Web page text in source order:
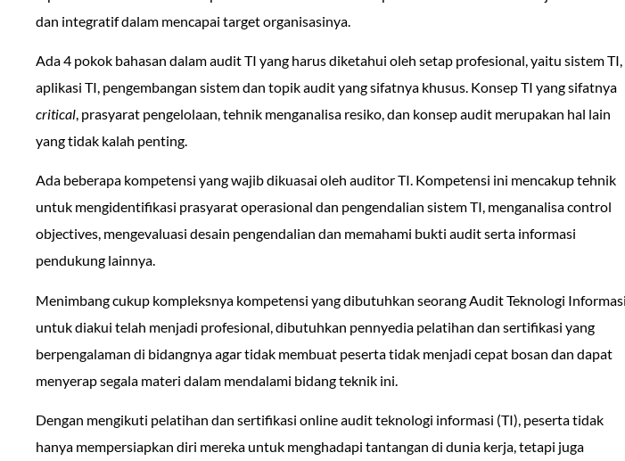
dan integratif dalam mencapai target organisasinya.
Ada 4 pokok bahasan dalam audit TI yang harus diketahui oleh setap profesional, yaitu sistem TI,
aplikasi TI, pengembangan sistem dan topik audit yang sifatnya khusus. Konsep TI yang sifatnya
critical, prasyarat pengelolaan, tehnik menganalisa resiko, dan konsep audit merupakan hal lain
yang tidak kalah penting.
Ada beberapa kompetensi yang wajib dikuasai oleh auditor TI. Kompetensi ini mencakup tehnik
untuk mengidentifikasi prasyarat operasional dan pengendalian sistem TI, menganalisa control
objectives, mengevaluasi desain pengendalian dan memahami bukti audit serta informasi
pendukung lainnya.
Menimbang cukup kompleksnya kompetensi yang dibutuhkan seorang Audit Teknologi Informasi
untuk diakui telah menjadi profesional, dibutuhkan pennyedia pelatihan dan sertifikasi yang
berpengalaman di bidangnya agar tidak membuat peserta tidak menjadi cepat bosan dan dapat
menyerap segala materi dalam mendalami bidang teknik ini.
Dengan mengikuti pelatihan dan sertifikasi online audit teknologi informasi (TI), peserta tidak
hanya mempersiapkan diri mereka untuk menghadapi tantangan di dunia kerja, tetapi juga